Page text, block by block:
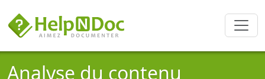
Analyse du contenu